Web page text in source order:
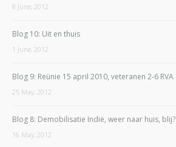
8 June, 2012
Blog 10: Uit en thuis
1 June, 2012
Blog 9: Reünie 15 april 2010, veteranen 2-6 RVA
25 May, 2012
Blog 8: Demobilisatie Indië, weer naar huis, blij?
16 May, 2012